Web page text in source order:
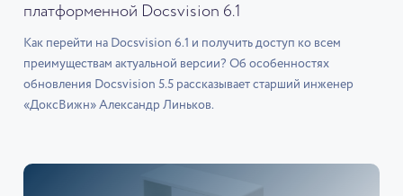
платформенной Docsvision 6.1
Как перейти на Docsvision 6.1 и получить доступ ко всем
преимуществам актуальной версии? Об особенностях
обновления Docsvision 5.5 рассказывает старший инженер
«ДоксВижн» Александр Линьков.